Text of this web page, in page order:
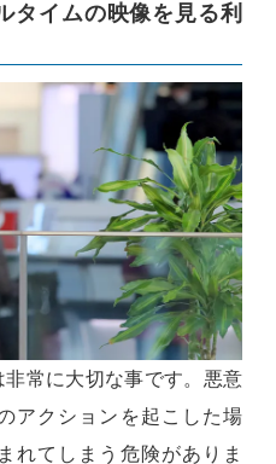
タイムの映像を見る利
常に大切な事です。悪意
アクションを起こした場
れてしまう危険がありま